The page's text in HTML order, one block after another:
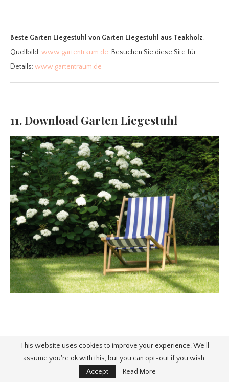
Beste Garten Liegestuhl von Garten Liegestuhl aus Teakholz.
Quellbild:www.gartentraum.de. Besuchen Sie diese Site für
Details:www.gartentraum.de
11. Download Garten Liegestuhl
This website uses cookies to improve your experience. We'll
assume you're ok with this, but you can opt-out if you wish.
Accept
Read More